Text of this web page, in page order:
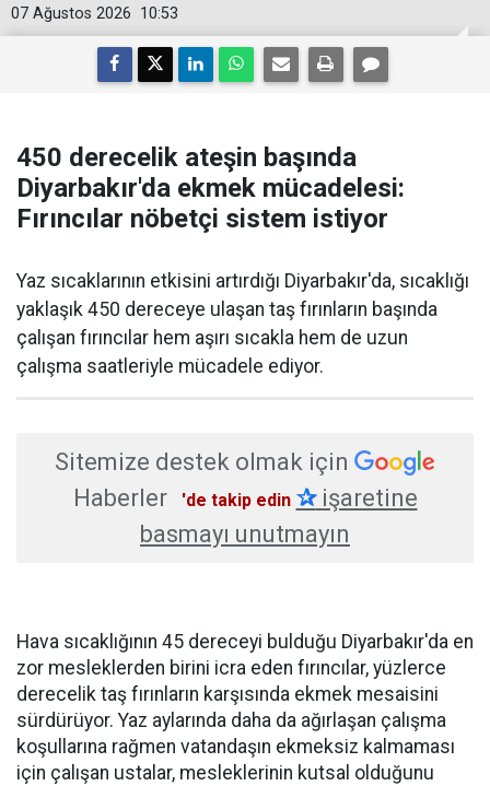
10:53
07 Ağustos 2026
450 derecelik ateşin başında
Diyarbakır'da ekmek mücadelesi:
Fırıncılar nöbetçi sistem istiyor
Yaz sıcaklarının etkisini artırdığı Diyarbakır'da, sıcaklığı
yaklaşık 450 dereceye ulaşan taş fırınların başında
çalışan fırıncılar hem aşırı sıcakla hem de uzun
çalışma saatleriyle mücadele ediyor.
Sitemize destek olmak için
Haberler
'de takip edin ✰işaretine
basmayı unutmayın
Hava sıcaklığının 45 dereceyi bulduğu Diyarbakır'da en
zor mesleklerden birini icra eden fırıncılar, yüzlerce
derecelik taş fırınların karşısında ekmek mesaisini
sürdürüyor. Yaz aylarında daha da ağırlaşan çalışma
koşullarına rağmen vatandaşın ekmeksiz kalmaması
için çalışan ustalar, mesleklerinin kutsal olduğunu